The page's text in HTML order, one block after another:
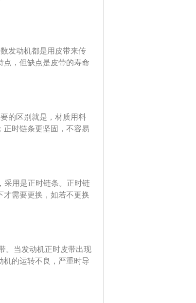
旋转，这样气门就不会
行的。有一些车的发动
时间使用会出现老化现
需要定期检查和维护，
皮带来说，其噪音一般
步，目前有些汽车上采
正时链条的广泛使用将
发动机都是用皮带来传
点，但缺点是皮带的寿命
需要按时更换，如果不
会继续旋转，但它们之
，活塞也刚好运动到上
，严重的连杆也会有变
条为合金材料，在发动
，不过链条“张紧器”只
的一种，他们主要作用
时轮，下连接是曲轴正时
闭，以确保发动机气缸能
长，基本上可以做到免维
涨紧器是靠机油压力提
链条的缺点是噪音略大一
发动机技术趋势来说，
一旦忘记更换，出现问
用。
的区别就是，材质用料
正时链条更坚固，不容易
定期检查更换皮带。无
有的时候一辆车子一直
是随着用车的时间增
非常大的异响声。而如果
企来说，使用正时链条
作过程。不过优点就是
条非常省心，但是大家
采用是正时链条。正时链
才需要更换，如若不更换
气门室盖拆开，曲轴皮
轮轴后端有凹槽，将两
链条装上新链条。曲轴
孔，对正链条外壳上面的
间隙调整到位，不然会
。当发动机正时皮带出现
机的运转不良，严重时导
室盖拆开，曲轴皮带轮
后端有凹槽，将两根凸